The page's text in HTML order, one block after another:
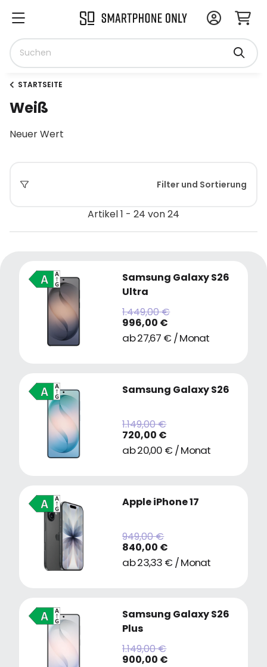
STARTSEITE
Weiß
Neuer Wert
Filter und Sortierung
Artikel 1 - 24 von 24
Samsung Galaxy S26
Ultra
1.449,00 €
996,00 €
ab 27,67 € / Monat
Samsung Galaxy S26
1.149,00 €
720,00 €
ab 20,00 € / Monat
Apple iPhone 17
949,00 €
840,00 €
ab 23,33 € / Monat
Samsung Galaxy S26
Plus
1.149,00 €
900,00 €